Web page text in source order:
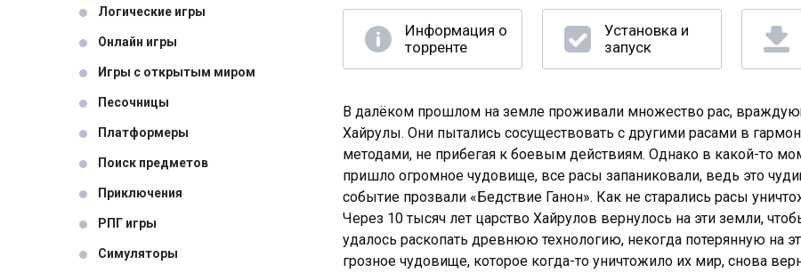
Логические игры
Онлайн игры
Игры с открытым миром
Песочницы
Платформеры
Поиск предметов
Приключения
РПГ игры
Симуляторы
Информация о
торренте
Установка и
запуск
В далёком прошлом на земле проживали множество рас,
Хайрулы. Они пытались сосуществовать с другими расами в
методами, не прибегая к боевым действиям. Однако в какой-то
пришло огромное чудовище, все расы запаниковали, ведь это
событие прозвали «Бедствие Ганон». Как не старались расы
Через 10 тысяч лет царство Хайрулов вернулось на эти земли,
удалось раскопать древнюю технологию, некогда потерянную на
грозное чудовище, которое когда-то уничтожило их мир, снова